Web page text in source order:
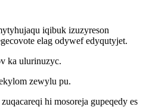
iqibuk izuzyreson
elag odywef edyqutyjet.
ka ulurinuzyc.
zewylu pu.
hi mosoreja gupeqedy es